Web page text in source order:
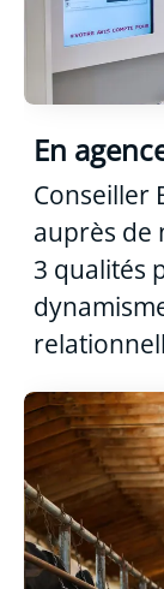
En
Conseiller
auprès de
3 qualités